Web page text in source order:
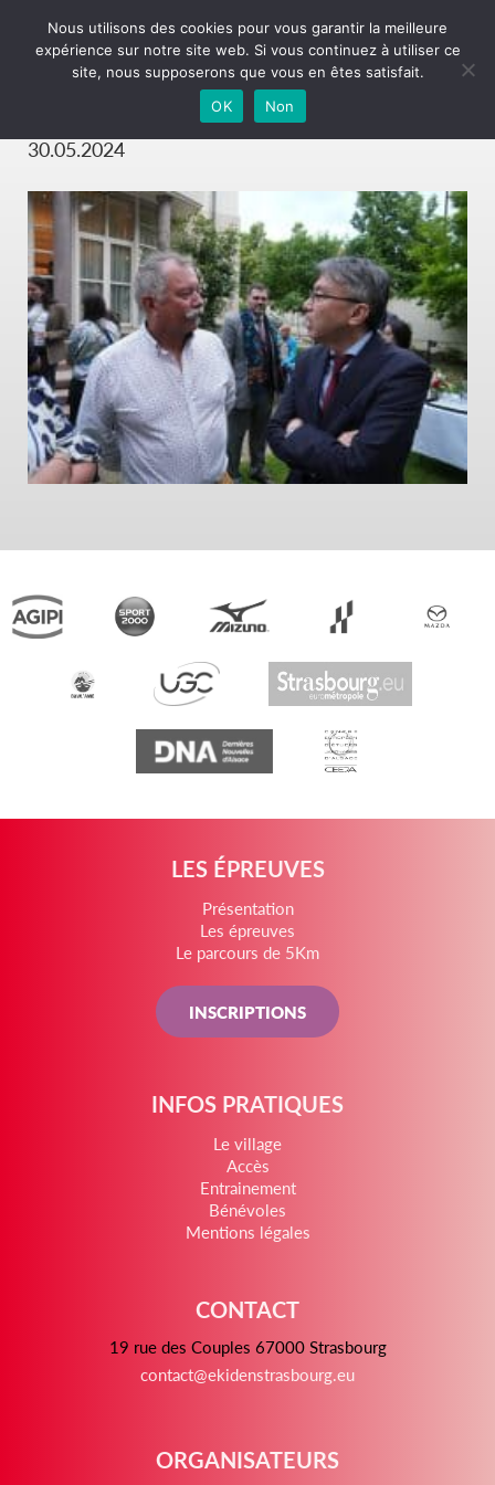
Reception-Ekiden-28-
05-24-060
30.05.2024
LES ÉPREUVES
Présentation
Les épreuves
Le parcours de 5Km
INSCRIPTIONS
INFOS PRATIQUES
Le village
Accès
Entrainement
Bénévoles
Mentions légales
CONTACT
19 rue des Couples 67000 Strasbourg
contact@ekidenstrasbourg.eu
ORGANISATEURS
Nous utilisons des cookies pour vous garantir la meilleure
expérience sur notre site web. Si vous continuez à utiliser ce
site, nous supposerons que vous en êtes satisfait.
OK
Non